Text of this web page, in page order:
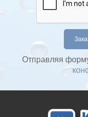
Отправляя